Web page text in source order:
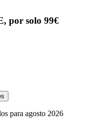
por solo 99€
para agosto 2026